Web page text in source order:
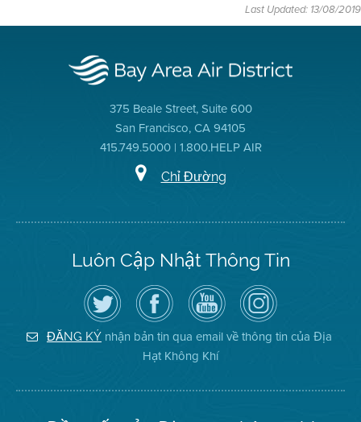
Last Updated: 13/08/2019
375 Beale Street, Suite 600
San Francisco, CA 94105
415.749.5000 | 1.800.HELP AIR
Chỉ Đường
Luôn Cập Nhật Thông Tin
Hãy
theo
dõi
Địa
Hạt
Không
Truy
cập
Trang
Facebook
của
Địa
Hạt
Kênh
YouTube
của
Địa
Hạt
Không
Khí
Air
District
on
Instagram
ĐĂNG KÝ nhận bản tin qua email về thông tin của Địa
Hạt Không Khí